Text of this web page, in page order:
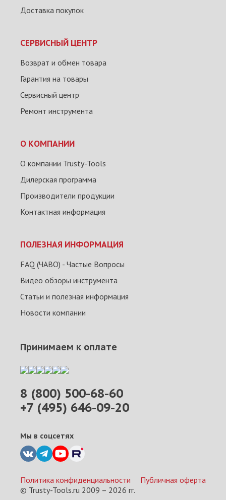
Доставка покупок
СЕРВИСНЫЙ ЦЕНТР
Возврат и обмен товара
Гарантия на товары
Сервисный центр
Ремонт инструмента
О КОМПАНИИ
О компании Trusty-Tools
Дилерская программа
Производители продукции
Контактная информация
ПОЛЕЗНАЯ ИНФОРМАЦИЯ
FAQ (ЧАВО) - Частые Вопросы
Видео обзоры инструмента
Статьи и полезная информация
Новости компании
8 (800) 500-68-60
+7 (495) 646-09-20
Мы в соцсетях
Принимаем к оплате
Политика конфиденциальности
Публичная оферта
© Trusty-Tools.ru 2009 – 2026 гг.